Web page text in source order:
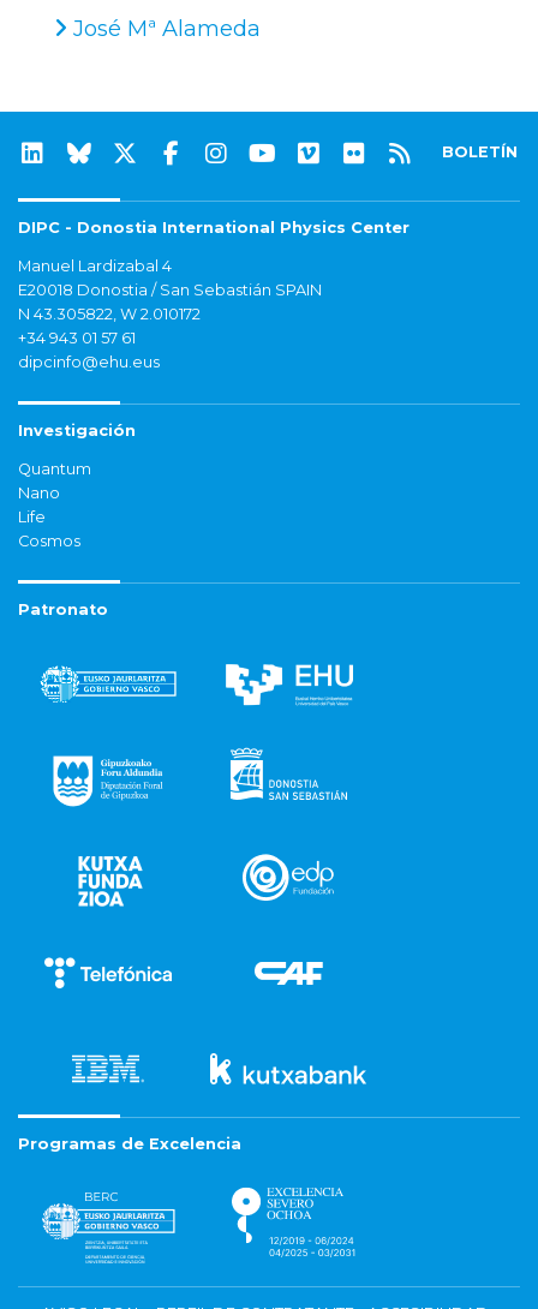
José Mª Alameda
BOLETÍN
DIPC - Donostia International Physics Center
Manuel Lardizabal 4
E20018 Donostia / San Sebastián SPAIN
N 43.305822, W 2.010172
+34 943 01 57 61
dipcinfo@ehu.eus
Investigación
Quantum
Nano
Life
Cosmos
Patronato
Programas de Excelencia